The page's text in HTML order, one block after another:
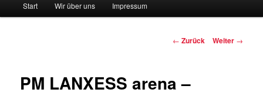
Start Wir über uns Impressum
Beitragsnavigation
← Zurück Weiter →
PM LANXESS arena –